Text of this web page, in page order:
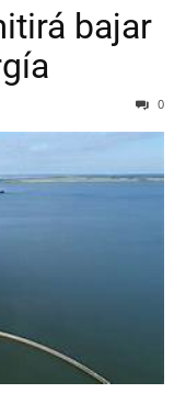
bajar
0